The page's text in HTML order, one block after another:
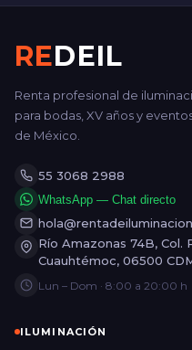
REDEIL
Renta profesional de
para bodas, XV años y
de México.
55 3068 2988
WhatsApp — Chat directo
Río Amazonas 74B, Col.
Cuauhtémoc, 06500
Lun – Dom · 8:00 a 20:00 h
ILUMINACIÓN